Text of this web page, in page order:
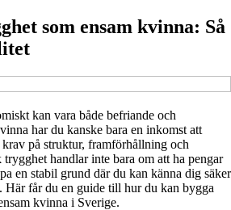
som ensam kvinna: Så
kan vara både befriande och
har du kanske bara en inkomst att
på struktur, framförhållning och
handlar inte bara om att ha pengar
en stabil grund där du kan känna dig säker
Här får du en guide till hur du kan bygga
kvinna i Sverige.